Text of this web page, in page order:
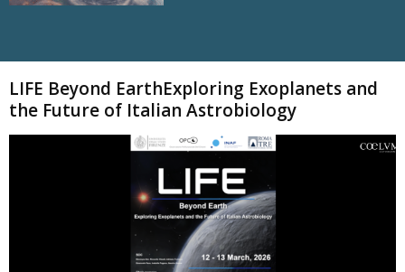
LIFE Beyond EarthExploring Exoplanets and
the Future of Italian Astrobiology